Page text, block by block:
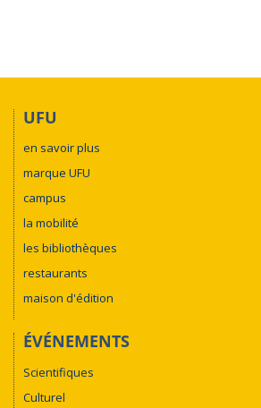
UFU
en savoir plus
marque UFU
campus
la mobilité
les bibliothèques
restaurants
maison d'édition
ÉVÉNEMENTS
Scientifiques
Culturel